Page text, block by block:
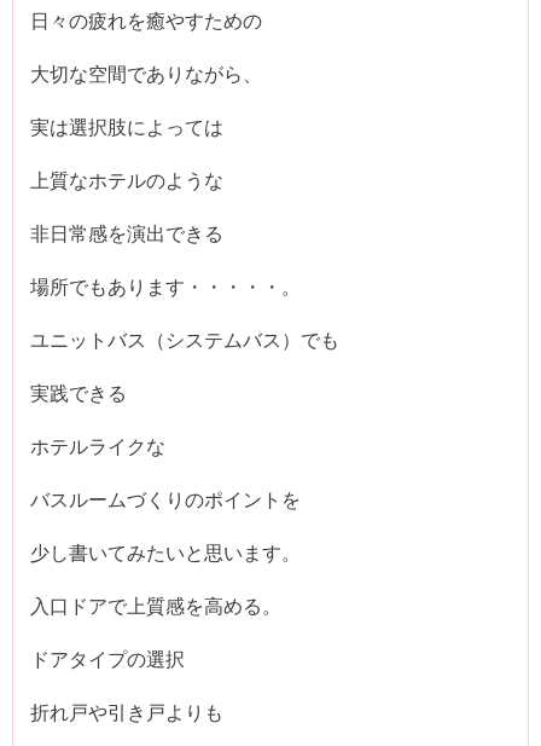
日々の疲れを癒やすための
大切な空間でありながら、
実は選択肢によっては
上質なホテルのような
非日常感を演出できる
場所でもあります・・・・・。
ユニットバス（システムバス）でも
実践できる
ホテルライクな
バスルームづくりのポイントを
少し書いてみたいと思います。
入口ドアで上質感を高める。
ドアタイプの選択
折れ戸や引き戸よりも